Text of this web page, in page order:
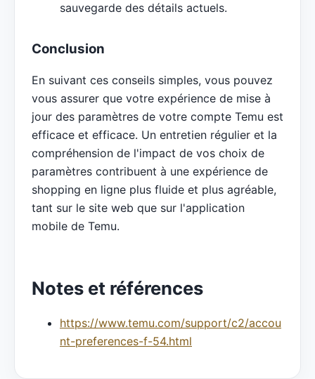
sauvegarde des détails actuels.
Conclusion
En suivant ces conseils simples, vous pouvez
vous assurer que votre expérience de mise à
jour des paramètres de votre compte Temu est
efficace et efficace. Un entretien régulier et la
compréhension de l'impact de vos choix de
paramètres contribuent à une expérience de
shopping en ligne plus fluide et plus agréable,
tant sur le site web que sur l'application
mobile de Temu.
Notes et références
https://www.temu.com/support/c2/accou
nt-preferences-f-54.html